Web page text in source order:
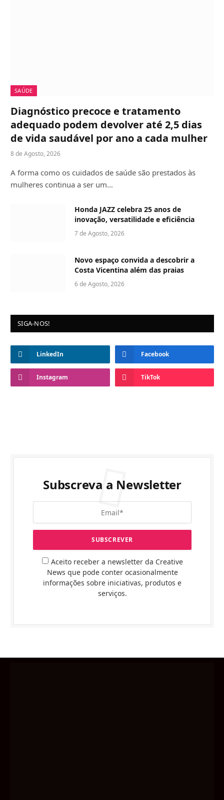
SAÚDE
Diagnóstico precoce e tratamento
adequado podem devolver até 2,5 dias
de vida saudável por ano a cada mulher
8 de Agosto, 2026
A forma como os cuidados de saúde são prestados às
mulheres continua a ser um…
Honda JAZZ celebra 25 anos de
inovação, versatilidade e eficiência
7 de Agosto, 2026
Novo espaço convida a descobrir a
Costa Vicentina além das praias
6 de Agosto, 2026
SIGA-NOS!
LinkedIn Facebook
Instagram TikTok
Subscreva a Newsletter
Aceito receber a newsletter da Creative
News que pode conter ocasionalmente
informações sobre iniciativas, produtos e
serviços.